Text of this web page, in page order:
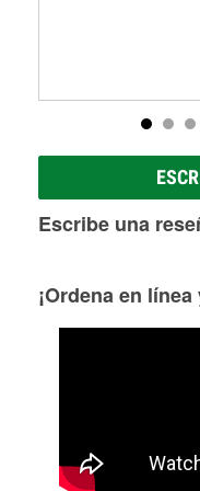
Escribe una
¡Ordena en